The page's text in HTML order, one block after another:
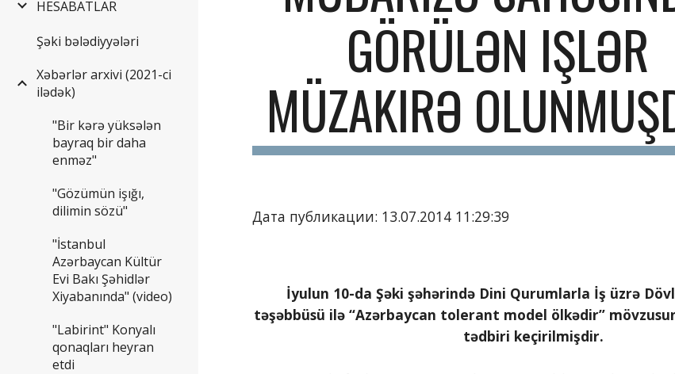
HESABATLAR
Şəki bələdiyyələri
Xəbərlər arxivi (2021-ci
ilədək)
"Bir kərə yüksələn
bayraq bir daha
enməz"
"Gözümün işığı,
dilimin sözü"
"İstanbul
Azərbaycan Kültür
Evi Bakı Şəhidlər
Xiyabanında" (video)
"Labirint" Konyalı
qonaqları heyran
etdi
GÖRÜLƏN IŞLƏR
MÜZAKIRƏ
Дата публикации: 13.07.2014 11:29:39
İyulun 10-da Şəki şəhərində Dini Qurumlarla İş üzrə
təşəbbüsü ilə “Azərbaycan tolerant model ölkədir”
tədbiri keçirilmişdir.